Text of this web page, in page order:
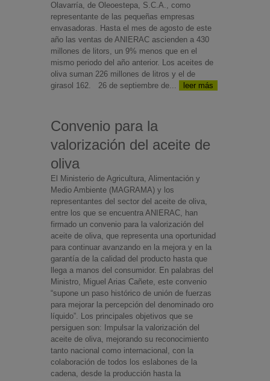
Olavarría, de Oleoestepa, S.C.A., como
representante de las pequeñas empresas
envasadoras. Hasta el mes de agosto de este
año las ventas de ANIERAC ascienden a 430
millones de litors, un 9% menos que en el
mismo periodo del año anterior. Los aceites de
oliva suman 226 millones de litros y el de
girasol 162. 26 de septiembre de...
leer más
Convenio para la
valorización del aceite de
oliva
El Ministerio de Agricultura, Alimentación y
Medio Ambiente (MAGRAMA) y los
representantes del sector del aceite de oliva,
entre los que se encuentra ANIERAC, han
firmado un convenio para la valorización del
aceite de oliva, que representa una oportunidad
para continuar avanzando en la mejora y en la
garantía de la calidad del producto hasta que
llega a manos del consumidor. En palabras del
Ministro, Miguel Arias Cañete, este convenio
“supone un paso histórico de unión de fuerzas
para mejorar la percepción del denominado oro
líquido”. Los principales objetivos que se
persiguen son: Impulsar la valorización del
aceite de oliva, mejorando su reconocimiento
tanto nacional como internacional, con la
colaboración de todos los eslabones de la
cadena, desde la producción hasta la